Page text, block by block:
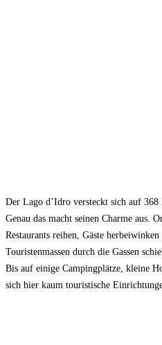
Der Lago d’Idro versteckt sich auf 368
Genau das macht seinen Charme aus.
Restaurants reihen, Gäste
Touristenmassen durch die Gassen
Bis auf einige Campingplätze, kleine
sich hier kaum touristische